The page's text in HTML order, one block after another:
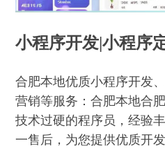
小程序开发|小程序
合肥本地优质小程序开发
营销等服务：合肥本地合
技术过硬的程序员，经验
一售后，为您提供优质开发